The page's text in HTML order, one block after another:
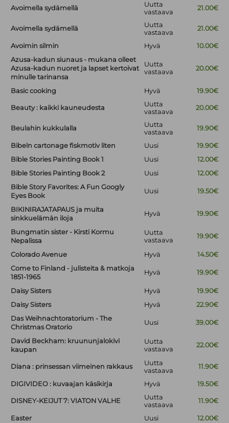
Avoimella sydämellä
Uutta
vastaava
21.00€
Avoimella sydämellä
Uutta
vastaava
21.00€
Avoimin silmin Hyvä
10.00€
Azusa-kadun siunaus - mukana olleet
Azusa-kadun nuoret ja lapset kertoivat
minulle tarinansa
Uutta
vastaava
20.00€
Basic cooking Hyvä 19.90€
Beauty : kaikki kauneudesta
Uutta
vastaava
20.00€
Beulahin kukkulalla
Uutta
vastaava
19.90€
Bibeln cartonage fiskmotiv liten Uusi
19.90€
Bible Stories Painting Book 1
Uusi
12.00€
Bible Stories Painting Book 2
Uusi
12.00€
Bible Story Favorites: A Fun Googly
Eyes Book
Uusi 19.50€
BIKINIRAJATAPAUS ja muita
sinkkuelämän iloja
Hyvä 19.90€
Bungmatin sister - Kirsti Kormu
Nepalissa
Uutta
vastaava
19.90€
Colorado Avenue Hyvä
14.50€
Come to Finland - julisteita & matkoja
1851-1965
Hyvä 19.90€
Daisy Sisters Hyvä
19.90€
Daisy Sisters
Hyvä
22.90€
Das Weihnachtoratorium - The
Christmas Oratorio
Uusi 39.00€
David Beckham: kruununjalokivi
kaupan
Uutta
vastaava
22.00€
Diana : prinsessan viimeinen rakkaus
Uutta
vastaava
11.90€
DIGIVIDEO : kuvaajan käsikirja Hyvä 19.50€
DISNEY-KEIJUT 7: VIATON VALHE
Uutta
vastaava
11.90€
Easter Uusi
12.00€